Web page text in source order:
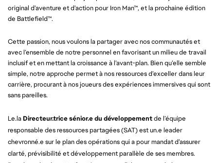
original d’aventure et d’action pour Iron Man™, et la prochaine édition
de Battlefield™.
Cette passion, nous voulons la partager avec nos communautés et
avec l’ensemble de notre personnel en favorisant un milieu de travail
inclusif et en mettant la croissance à l’avant-plan. Bien qu’elle semble
simple, notre approche permet à nos ressources d’exceller dans leur
carrière, procurant à nos joueurs des expériences immersives qui sont
sans pareilles.
Le.la Directeur.trice sénior.e du développementde l’équipe
responsable des ressources partagées (SAT) est un.e leader
chevronné.e sur le plan des opérations qui a pour mandat d’assurer
clarté, prévisibilité et développement parallèle de ses membres.